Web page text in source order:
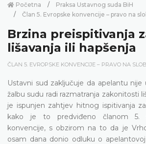
Početna
Praksa Ustavnog suda BiH
Član 5. Evropske konvencije – pravo na
Brzina preispitivanja
lišavanja ili hapšenja
ČLAN 5. EVROPSKE KONVENCIJE – PRAVO NA
Ustavni sud zaključuje da apelantu nije
žalbu sudu radi razmatranja zakonitosti
je ispunjen zahtjev hitnog ispitivanja
kako je to predviđeno članom 5.
konvencije, s obzirom na to da je
osam dana donio odluku o